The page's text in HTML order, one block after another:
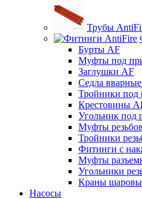
Трубы
Бурты AF
Муфты под
Заглушки AF
Седла
Тройники под
Крестовины
Угольник под
Муфты
Тройники
Фитинги с
Муфты
Угольники
Краны
Насосы